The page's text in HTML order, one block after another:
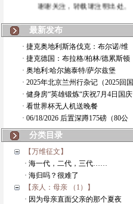
最新发布
· 捷克奥地利斯洛伐克：布尔诺/维
· 捷克德国：布拉格/柏林/德累斯顿
· 奥地利:哈尔施泰特/萨尔兹堡
· 2025年北京兰州行杂记（2025回国
· 健身房“英雄锻炼“庆祝7月4日国庆
· 看世界杯无人机送晚餐
· 06/18/2026 后置深蹲175磅（80公
分类目录
【万维征文】
· 海一代，二代，三代……
· 海归吗？很难了
【亲人：母亲 （1）】
· 因为母亲直面父亲的那个夏夜